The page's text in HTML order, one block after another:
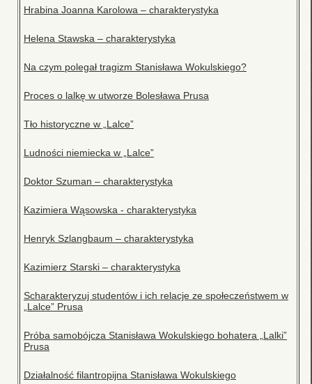
Hrabina Joanna Karolowa – charakterystyka
Helena Stawska – charakterystyka
Na czym polegał tragizm Stanisława Wokulskiego?
Proces o lalkę w utworze Bolesława Prusa
Tło historyczne w „Lalce”
Ludności niemiecka w „Lalce”
Doktor Szuman – charakterystyka
Kazimiera Wąsowska - charakterystyka
Henryk Szlangbaum – charakterystyka
Kazimierz Starski – charakterystyka
Scharakteryzuj studentów i ich relacje ze społeczeństwem w
„Lalce” Prusa
Próba samobójcza Stanisława Wokulskiego bohatera „Lalki”
Prusa
Działalność filantropijna Stanisława Wokulskiego